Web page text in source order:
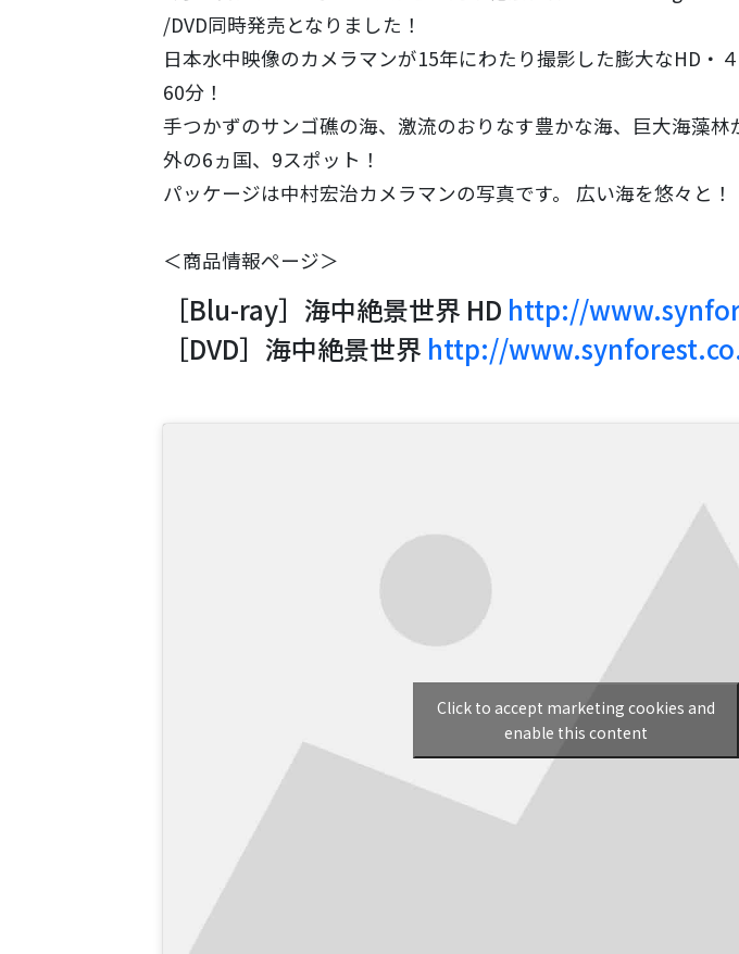
/DVD同時発売となりました！
日本水中映像のカメラマンが15年にわたり撮影した膨大なHD・
60分！
手つかずのサンゴ礁の海、激流のおりなす豊かな海、巨大海藻
外の6ヵ国、9スポット！
パッケージは中村宏治カメラマンの写真です。 広い海を悠々と！
＜商品情報ページ＞
［Blu-ray］海中絶景世界 HD http://
［DVD］海中絶景世界 http://
Click to accept marketing cookies and
enable this content